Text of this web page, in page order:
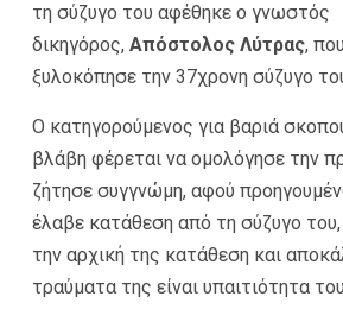
τη σύζυγο του αφέθηκε ο γνωστός
δικηγόρος, Απόστολος Λύτρας,
ξυλοκόπησε την 37χρονη σύζυγο
Ο κατηγορούμενος για βαριά
βλάβη φέρεται να ομολόγησε την
ζήτησε συγγνώμη, αφού
έλαβε κατάθεση από τη σύζυγο
την αρχική της κατάθεση και
τραύματα της είναι υπαιτιότητα